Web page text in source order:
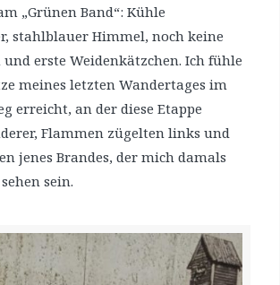
„Grünen Band“: Kühle
stahlblauer Himmel, noch keine
erste Weidenkätzchen. Ich fühle
meines letzten Wandertages im
erreicht, an der diese Etappe
Flammen zügelten links und
jenes Brandes, der mich damals
sein.